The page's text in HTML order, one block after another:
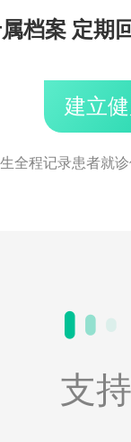
档案 定期
建立
全程记录患者就
支